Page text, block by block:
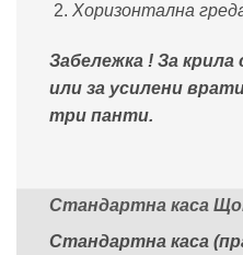
Хоризонтална
Забележка ! За крила
или за усилени
три панти.
Стандартна каса
Стандартна каса